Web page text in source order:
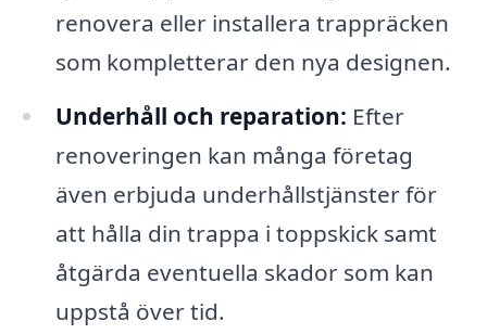
renovera eller installera trappräcken
som kompletterar den nya designen.
Underhåll och reparation: Efter
renoveringen kan många företag
även erbjuda underhållstjänster för
att hålla din trappa i toppskick samt
åtgärda eventuella skador som kan
uppstå över tid.